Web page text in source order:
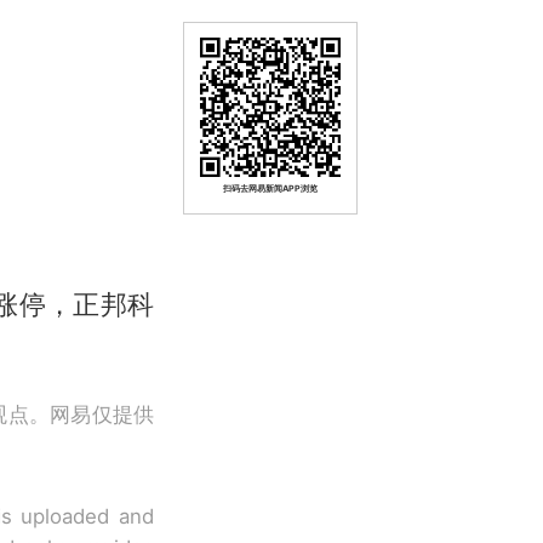
停，正邦科
点。网易仅提供
uploaded and
扫码去网易新闻APP浏览